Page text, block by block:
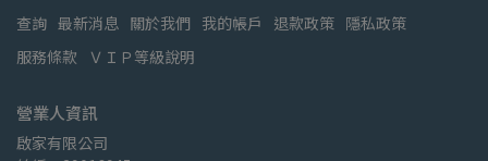
查詢 最新消息 關於我們 我的帳戶 退款政策 隱私政策
服務條款
ＶＩＰ等級說明
營業人資訊
啟家有限公司